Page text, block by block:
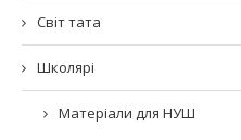
Світ тата
Школярі
Матеріали для НУШ